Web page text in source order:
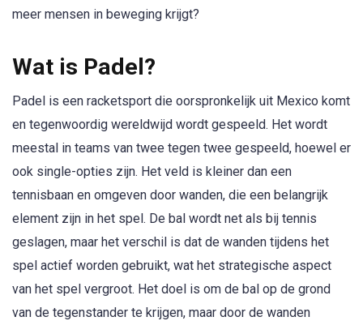
meer mensen in beweging krijgt?
Wat is Padel?
Padel is een racketsport die oorspronkelijk uit Mexico komt
en tegenwoordig wereldwijd wordt gespeeld. Het wordt
meestal in teams van twee tegen twee gespeeld, hoewel er
ook single-opties zijn. Het veld is kleiner dan een
tennisbaan en omgeven door wanden, die een belangrijk
element zijn in het spel. De bal wordt net als bij tennis
geslagen, maar het verschil is dat de wanden tijdens het
spel actief worden gebruikt, wat het strategische aspect
van het spel vergroot. Het doel is om de bal op de grond
van de tegenstander te krijgen, maar door de wanden